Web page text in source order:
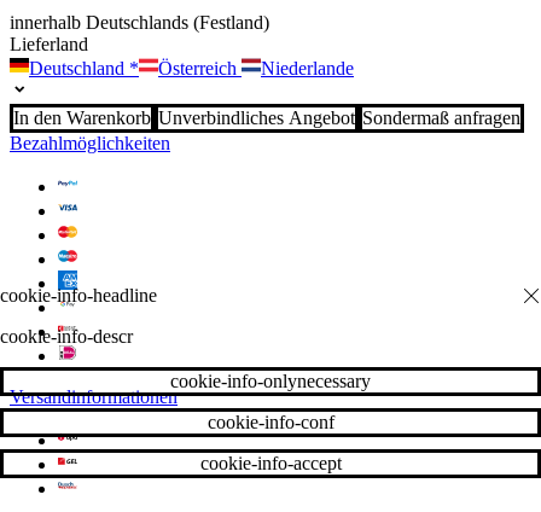
innerhalb Deutschlands (Festland)
Lieferland
Deutschland * Österreich Niederlande
In den Warenkorb Unverbindliches Angebot Sondermaß anfragen
Bezahlmöglichkeiten
Versandinformationen
cookie-info-descr
cookie-info-accept
cookie-info-conf
cookie-info-onlynecessary